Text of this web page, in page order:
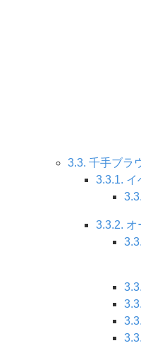
3.3. 千手ブラ
3.3.1. イ
3.3.2. オ